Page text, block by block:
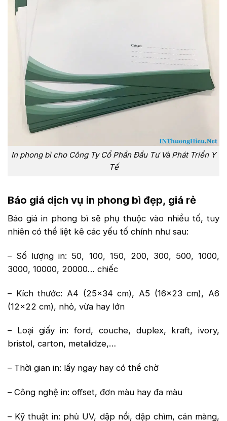
In phong bì cho Công Ty Cổ Phần Đầu Tư Và Phát Triển Y
Tế
Báo giá dịch vụ in phong bì đẹp, giá rẻ
Báo giá in phong bì sẽ phụ thuộc vào nhiều tố, tuy
nhiên có thể liệt kê các yếu tố chính như sau:
– Số lượng in: 50, 100, 150, 200, 300, 500, 1000,
3000, 10000, 20000… chiếc
– Kích thước: A4 (25×34 cm), A5 (16×23 cm), A6
(12×22 cm), nhỏ, vừa hay lớn
– Loại giấy in: ford, couche, duplex, kraft, ivory,
bristol, carton, metalidze,…
– Thời gian in: lấy ngay hay có thể chờ
– Công nghệ in: offset, đơn màu hay đa màu
– Kỹ thuật in: phủ UV, dập nổi, dập chìm, cán màng,